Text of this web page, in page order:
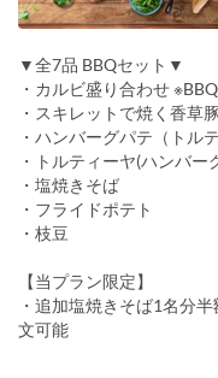
▼全7品 BBQセット▼
・カルビ盛り合わせ
・スキレットで焼く香草
・ハンバーグパテ（トル
・トルティーヤ(ハンバー
・塩焼きそば
・フライドポテト
・枝豆
【当プラン限定】
・追加塩焼きそば1名分
文可能